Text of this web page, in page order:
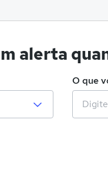
alerta
O que